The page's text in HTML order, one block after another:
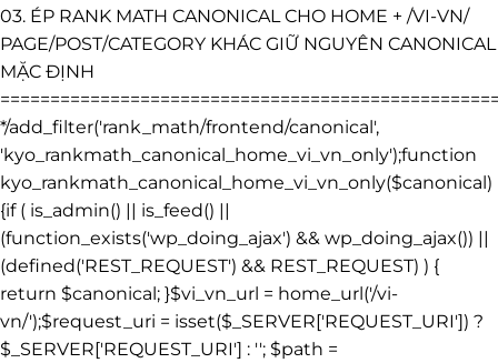
03. ÉP RANK MATH CANONICAL CHO HOME + /VI-VN/
PAGE/POST/CATEGORY KHÁC GIỮ NGUYÊN CANONICAL
MẶC ĐỊNH
*/add_filter('rank_math/frontend/canonical',
'kyo_rankmath_canonical_home_vi_vn_only');function
kyo_rankmath_canonical_home_vi_vn_only($canonical)
{if ( is_admin() || is_feed() ||
(function_exists('wp_doing_ajax') && wp_doing_ajax()) ||
(defined('REST_REQUEST') && REST_REQUEST) ) {
return $canonical; }$vi_vn_url = home_url('/vi-
vn/');$request_uri = isset($_SERVER['REQUEST_URI']) ?
$_SERVER['REQUEST_URI'] : ''; $path =